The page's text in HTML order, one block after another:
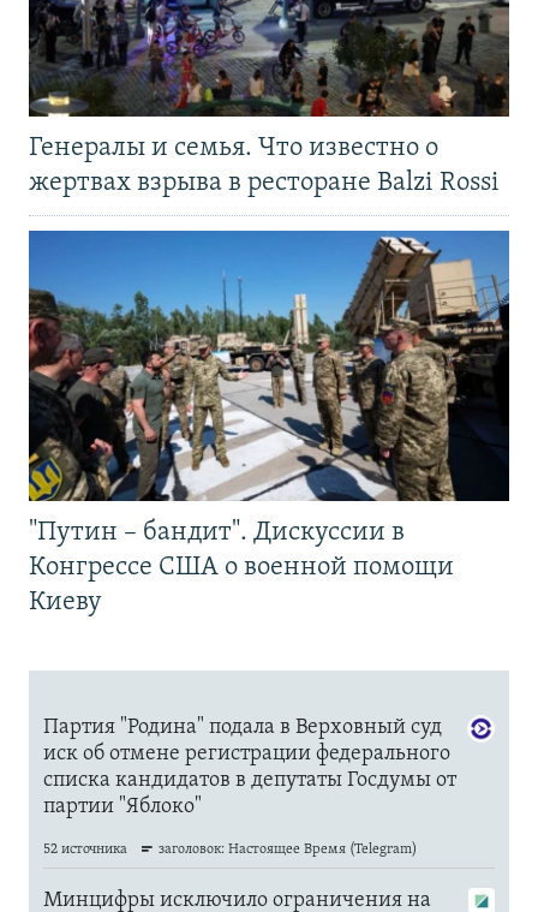
Генералы и семья. Что известно о
жертвах взрыва в ресторане Balzi Rossi
"Путин – бандит". Дискуссии в
Конгрессе США о военной помощи
Киеву